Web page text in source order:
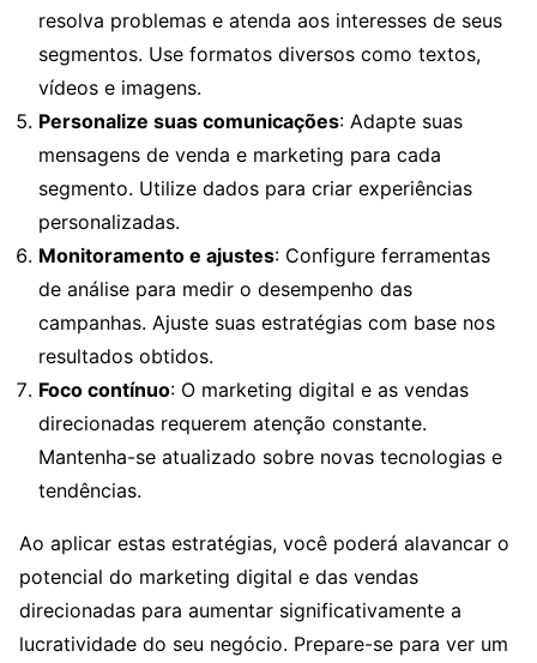
resolva problemas e atenda aos interesses de seus
segmentos. Use formatos diversos como textos,
vídeos e imagens.
Personalize suas comunicações: Adapte suas
mensagens de venda e marketing para cada
segmento. Utilize dados para criar experiências
personalizadas.
Monitoramento e ajustes: Configure ferramentas
de análise para medir o desempenho das
campanhas. Ajuste suas estratégias com base nos
resultados obtidos.
Foco contínuo: O marketing digital e as vendas
direcionadas requerem atenção constante.
Mantenha-se atualizado sobre novas tecnologias e
tendências.
Ao aplicar estas estratégias, você poderá alavancar o
potencial do marketing digital e das vendas
direcionadas para aumentar significativamente a
lucratividade do seu negócio. Prepare-se para ver um